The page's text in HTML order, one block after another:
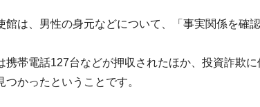
館は、男性の身元などについて、「事実関係を確
携帯電話127台などが押収されたほか、投資詐欺
かったということです。